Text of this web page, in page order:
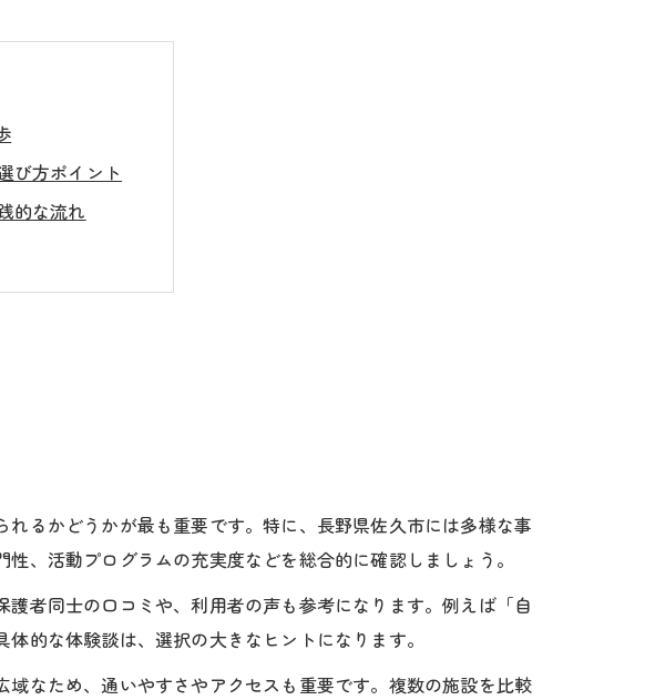
び方ポイント
的な流れ
相談窓口
サービス連携
方
は何か
事例
る支援体制
と対策方法
用ステップ
ビスを探す方法
るかどうかが最も重要です。特に、長野県佐久市には多様な事
、活動プログラムの充実度などを総合的に確認しましょう。
者同士の口コミや、利用者の声も参考になります。例えば「自
的な体験談は、選択の大きなヒントになります。
なため、通いやすさやアクセスも重要です。複数の施設を比較